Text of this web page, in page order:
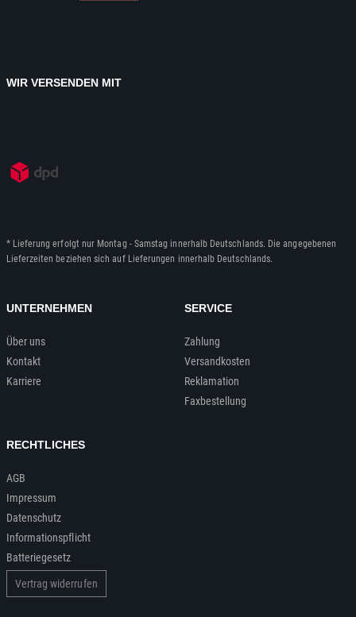
WIR VERSENDEN MIT
* Lieferung erfolgt nur Montag - Samstag innerhalb Deutschlands. Die angegebenen
Lieferzeiten beziehen sich auf Lieferungen innerhalb Deutschlands.
UNTERNEHMEN
Über uns
Kontakt
Karriere
SERVICE
Zahlung
Versandkosten
Reklamation
Faxbestellung
RECHTLICHES
AGB
Impressum
Datenschutz
Informationspflicht
Batteriegesetz
Vertrag widerrufen